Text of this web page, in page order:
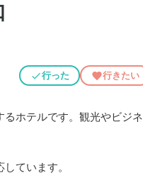
行った 行きたい
ホテルです。観光やビジネ
ています。